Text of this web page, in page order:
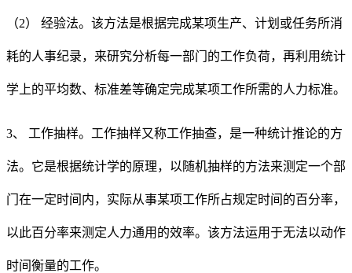
（2） 经验法。该方法是根据完成某项生产、计划或任务所消
耗的人事纪录，来研究分析每一部门的工作负荷，再利用统计
学上的平均数、标准差等确定完成某项工作所需的人力标准。
3、 工作抽样。工作抽样又称工作抽查，是一种统计推论的方
法。它是根据统计学的原理，以随机抽样的方法来测定一个部
门在一定时间内，实际从事某项工作所占规定时间的百分率，
以此百分率来测定人力通用的效率。该方法运用于无法以动作
时间衡量的工作。